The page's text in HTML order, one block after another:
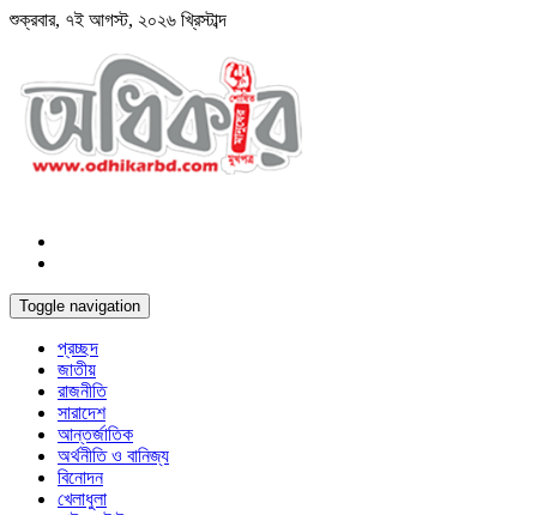
শুক্রবার, ৭ই আগস্ট, ২০২৬ খ্রিস্টাব্দ
Toggle navigation
প্রচ্ছদ
জাতীয়
রাজনীতি
সারাদেশ
আন্তর্জাতিক
অর্থনীতি ও বানিজ্য
বিনোদন
খেলাধুলা